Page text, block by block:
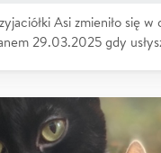
Asi zmieniło się w
29.03.2025 gdy